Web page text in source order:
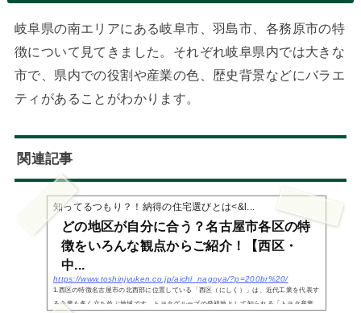
岐阜県の南エリアにある岐阜市、羽島市、各務原市の特
徴について見てきました。それぞれ岐阜県内では大きな
市で、県内での役割や産業の色、歴史背景などにバラエ
ティがあることがわかります。
関連記事
知ってるつもり？！納得の住宅選びとは<&l...
どの地区が自分に合う？名古屋市各区の特
徴をいろんな観点からご紹介！【西区・
中...
https://www.toshinjyuken.co.jp/aichi_nagoya/?p=200br%20/
1.西区の特徴名古屋市の北西部に位置している「西区（にしく）」は、近代工業を代表す
る企業も多く立ち並ぶ地域です。トヨタグループの発祥地として知られる「トヨタ産業